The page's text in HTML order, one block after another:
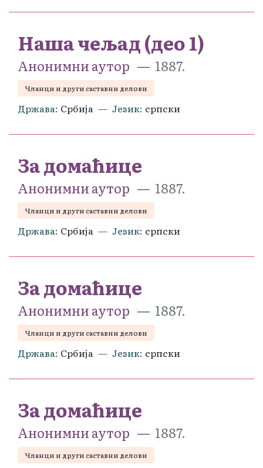
Наша чељад (део 1)
Анонимни аутор 1887.
Чланци и други саставни делови
Држава Србија Језик српски
За домаћице
Анонимни аутор 1887.
Чланци и други саставни делови
Држава Србија Језик српски
За домаћице
Анонимни аутор 1887.
Чланци и други саставни делови
Држава Србија Језик српски
За домаћице
Анонимни аутор 1887.
Чланци и други саставни делови